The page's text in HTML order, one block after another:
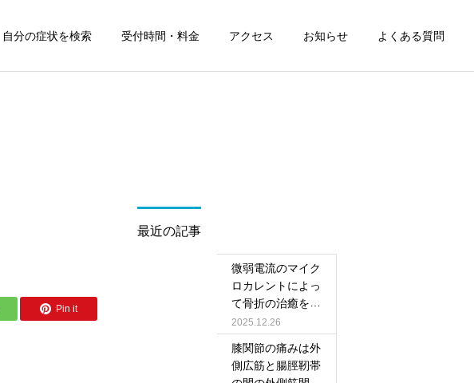
自分の症状を検索 受付時間・料金 アクセス お知らせ よくある質問
Pin it
最近の記事
微弱電流のマイク
ロカレントによっ
て骨折の治癒を早
める!!
2025.12.26
膝関節の痛みは外
側広筋と腸脛靭帯